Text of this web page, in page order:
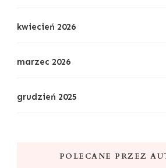
kwiecień 2026
marzec 2026
grudzień 2025
POLECANE PRZEZ